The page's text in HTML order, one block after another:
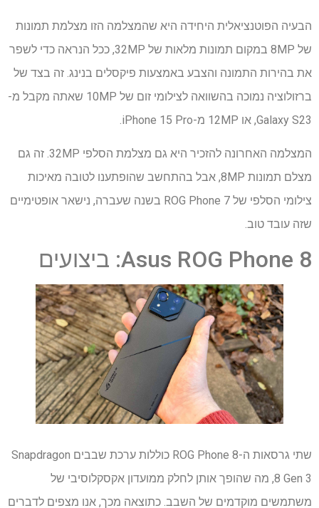
הבעיה הפוטנציאלית היחידה היא שהמצלמה הזו מצלמת תמונות
של 8MP במקום תמונות מלאות של 32MP, ככל הנראה כדי לשפר
את בהירות התמונה והצבע באמצעות פיקסלים בנינג. זה בצד של
ברזולוציה נמוכה בהשוואה לצילומי זום של 10MP שאתה מקבל מ-
Galaxy S23, או 12MP מ-iPhone 15 Pro.
המצלמה האחרונה להזכיר היא גם מצלמת הסלפי 32MP. זה גם
מצלם תמונות 8MP, אבל בהתחשב שהופתענו לטובה מאיכות
צילומי הסלפי של ROG Phone 7 בשנה שעברה, נישאר אופטימיים
שזה עובד טוב.
Asus ROG Phone 8: ביצועים
שתי גרסאות ה-ROG Phone 8 כוללות ערכת שבבים Snapdragon
8 Gen 3, מה שהופך אותן לחלק ממועדון אקסקלוסיבי של
משתמשים מוקדמים של השבב. כתוצאה מכך, אנו מצפים לדברים